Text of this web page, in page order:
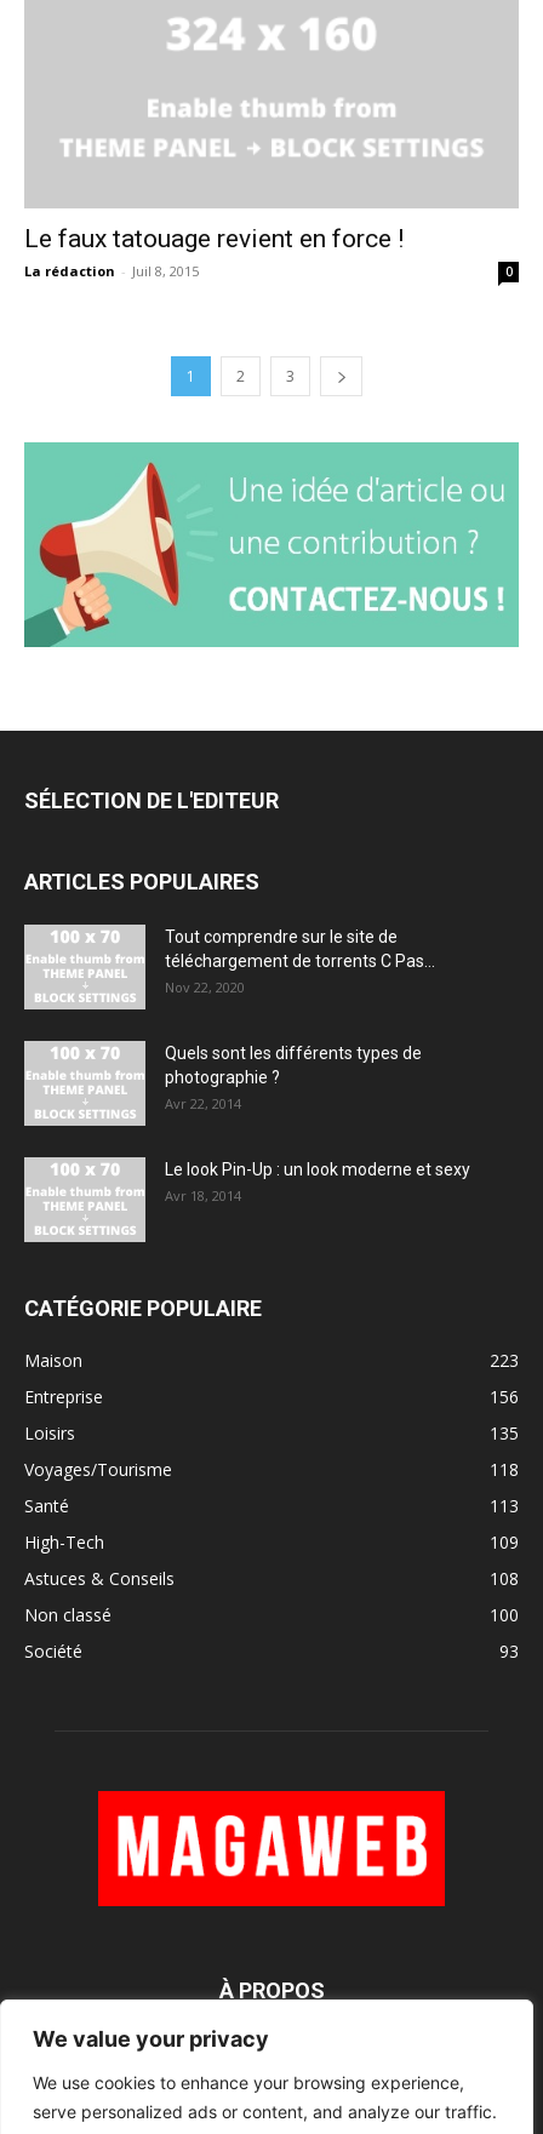
We value your privacy
We use cookies to enhance your browsing experience,
serve personalized ads or content, and analyze our traffic.
Le faux tatouage revient en force !
La rédaction - Juil 8, 2015 0
1 2 3
SÉLECTION DE L'EDITEUR
ARTICLES POPULAIRES
Tout comprendre sur le site de
téléchargement de torrents C Pas...
Nov 22, 2020
Quels sont les différents types de
photographie ?
Avr 22, 2014
Le look Pin-Up : un look moderne et sexy
Avr 18, 2014
CATÉGORIE POPULAIRE
Maison
223
Entreprise
156
Loisirs
135
Voyages/Tourisme
118
Santé
113
High-Tech
109
Astuces & Conseils
108
Non classé
100
Société
93
À PROPOS
SUIVEZ NOUS